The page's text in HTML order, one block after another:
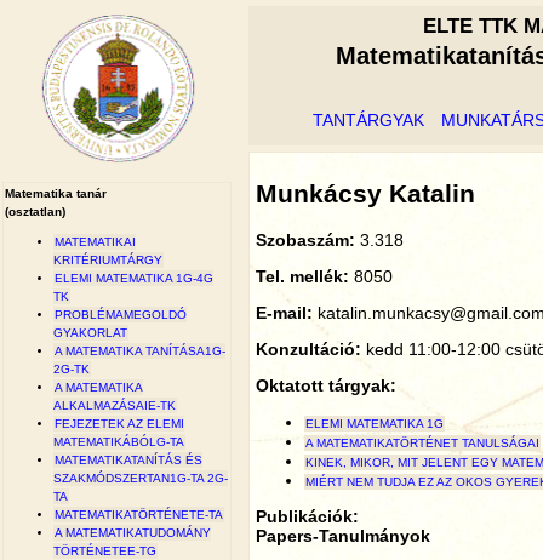
ELTE TTK
TANTÁRGYAK
Matematika tanár
(osztatlan)
MATEMATIKAI
KRITÉRIUMTÁRGY
ELEMI MATEMATIKA 1G-4G
TK
PROBLÉMAMEGOLDÓ
GYAKORLAT
A MATEMATIKA TANÍTÁSA1G-
2G-TK
A MATEMATIKA
ALKALMAZÁSAIE-TK
FEJEZETEK AZ ELEMI
MATEMATIKÁBÓLG-TA
MATEMATIKATANÍTÁS ÉS
SZAKMÓDSZERTAN1G-TA 2G-
TA
MATEMATIKATÖRTÉNETE-TA
A MATEMATIKATUDOMÁNY
TÖRTÉNETEE-TG
Munkácsy Katalin
Szobaszám: 3.318
Tel. mellék: 8050
E-mail:
Konzultáció: kedd 11:00-12:00
Oktatott tárgyak:
ELEMI MATEMATIKA 1G
A MATEMATIKATÖRTÉNET TANULSÁGAI
KINEK, MIKOR, MIT JELENT EGY
MIÉRT NEM TUDJA EZ AZ OKOS
Publikációk:
Papers-Tanulmányok